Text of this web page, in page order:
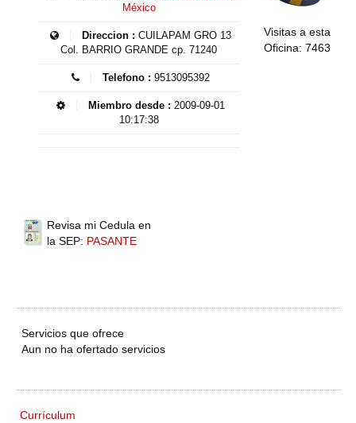
México
Direccion : CUILAPAM GRO 13
Col. BARRIO GRANDE cp. 71240
Telefono : 9513095392
Miembro desde : 2009-09-01
10:17:38
Visitas a esta
Oficina: 7463
Revisa mi Cedula en
la SEP: PASANTE
Servicios que ofrece
Aun no ha ofertado servicios
Currículum